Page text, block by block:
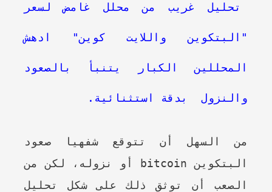
تحليل غريب من محلل غامض لسعر
"البتكوين واللايت كوين" ادهش
المحللين الكبار يتنبأ بالصعود
والنزول بدقة استثنائية.
من السهل أن تتوقع شفهيا صعود
البتكوين bitcoin أو نزوله، لكن من
الصعب أن توثق ذلك على شكل تحليل